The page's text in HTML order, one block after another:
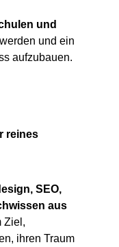
und
und ein
aufzubauen.
reines
SEO,
aus
Ziel,
ihren Traum